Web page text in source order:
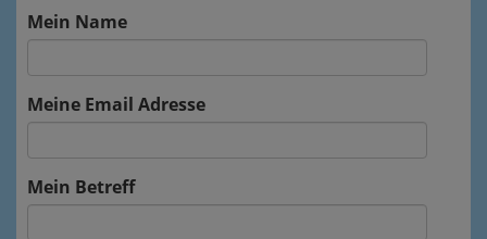
Mein Name
Meine Email Adresse
Mein Betreff